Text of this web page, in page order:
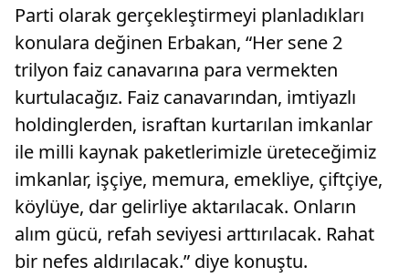
Parti olarak gerçekleştirmeyi planladıkları
konulara değinen Erbakan, “Her sene 2
trilyon faiz canavarına para vermekten
kurtulacağız. Faiz canavarından, imtiyazlı
holdinglerden, israftan kurtarılan imkanlar
ile milli kaynak paketlerimizle üreteceğimiz
imkanlar, işçiye, memura, emekliye, çiftçiye,
köylüye, dar gelirliye aktarılacak. Onların
alım gücü, refah seviyesi arttırılacak. Rahat
bir nefes aldırılacak.” diye konuştu.